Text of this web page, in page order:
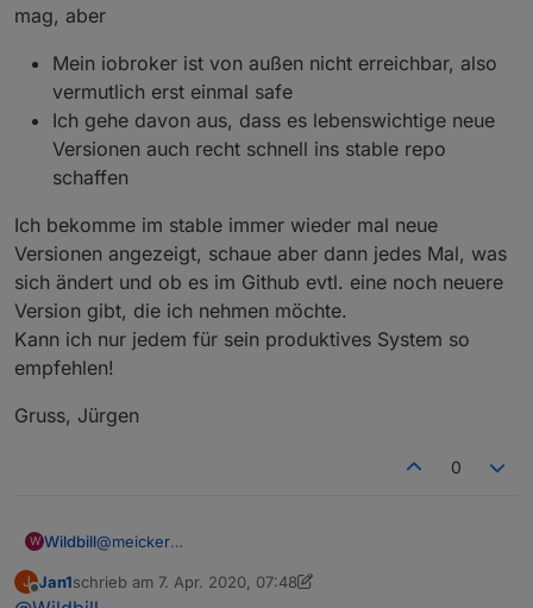
mag, aber
Mein iobroker ist von außen nicht erreichbar, also
vermutlich erst einmal safe
Ich gehe davon aus, dass es lebenswichtige neue
Versionen auch recht schnell ins stable repo
schaffen
Ich bekomme im stable immer wieder mal neue
Versionen angezeigt, schaue aber dann jedes Mal, was
sich ändert und ob es im Github evtl. eine noch neuere
Version gibt, die ich nehmen möchte.
Kann ich nur jedem für sein produktives System so
empfehlen!
Gruss, Jürgen
0
W Wildbill@meicker
Verwahrungsort:
Und ob ich jetzt bei Admin, backitup oder sonst einem
J
Offline
Jan1schrieb am 7. Apr. 2020, 07:48
zuletzt editiert von Jan14. Juli 2020, 09:50